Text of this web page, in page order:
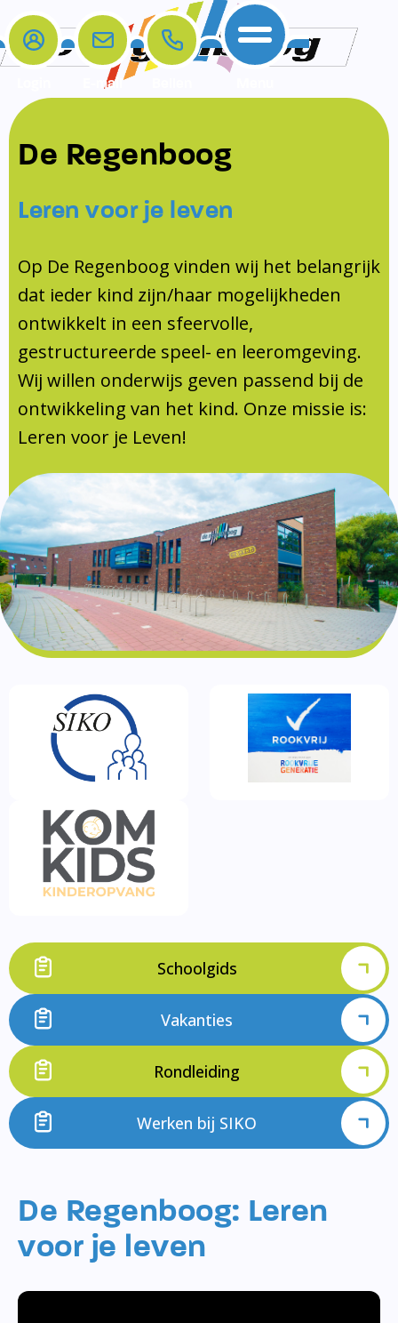
Home
De school
Opleiding en Stage
KomKids
Schoolvakanties
Ouderraad
Medezeggenschapsraad
Documentatie
Formulieren
SIKO
Ouders
Ouders
Contact
Contact
Contact
Samenwerkingen
Samenwerkingen
Schoollogopedist
E-mail
De Regenboog
Leren voor je leven
Op De Regenboog vinden wij het belangrijk
dat ieder kind zijn/haar mogelijkheden
ontwikkelt in een sfeervolle,
gestructureerde speel- en leeromgeving.
Wij willen onderwijs geven passend bij de
ontwikkeling van het kind. Onze missie is:
Leren voor je Leven!
Schoolgids
Vakanties
Rondleiding
Werken bij SIKO
De Regenboog: Leren
voor je leven